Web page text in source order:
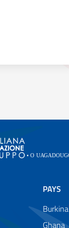
PAYS
Ghana